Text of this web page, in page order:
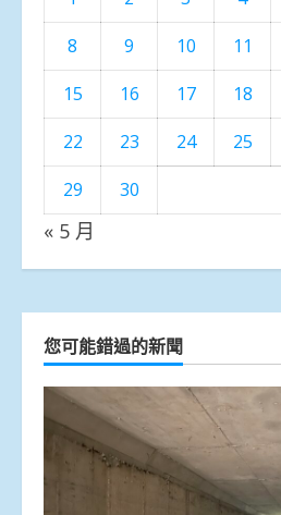
8
9 10 11
15
16 17 18
22
23 24 25
29
30
« 5 月
您可能錯過的新聞